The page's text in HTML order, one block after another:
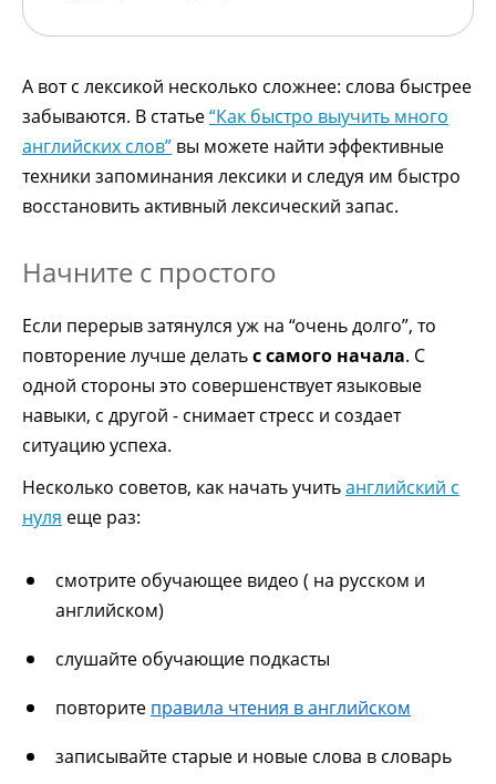
А вот с лексикой несколько сложнее: слова быстрее
забываются. В статье“Как быстро выучить много
английских слов” вы можете найти эффективные
техники запоминания лексики и следуя им быстро
восстановить активный лексический запас.
Начните с простого
Если перерыв затянулся уж на “очень долго”, то
повторение лучше делатьс самого начала. С
одной стороны это совершенствует языковые
навыки, с другой - снимает стресс и создает
ситуацию успеха.
Несколько советов, как начать учитьанглийский с
нуля еще раз:
смотрите обучающее видео ( на русском и
английском)
слушайте обучающие подкасты
повторите правила чтения в английском
записывайте старые и новые слова в словарь